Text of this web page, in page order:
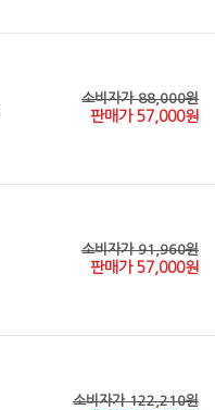
소비자가 88,000원
판매가 57,000원
소비자가 91,960원
판매가 57,000원
소비자가 122,210원